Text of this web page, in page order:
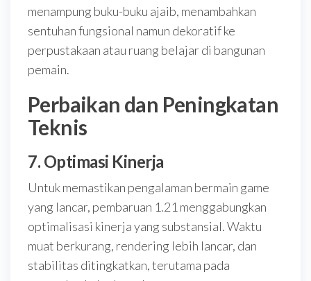
menampung buku-buku ajaib, menambahkan
sentuhan fungsional namun dekoratif ke
perpustakaan atau ruang belajar di bangunan
pemain.
Perbaikan dan Peningkatan
Teknis
7. Optimasi Kinerja
Untuk memastikan pengalaman bermain game
yang lancar, pembaruan 1.21 menggabungkan
optimalisasi kinerja yang substansial. Waktu
muat berkurang, rendering lebih lancar, dan
stabilitas ditingkatkan, terutama pada